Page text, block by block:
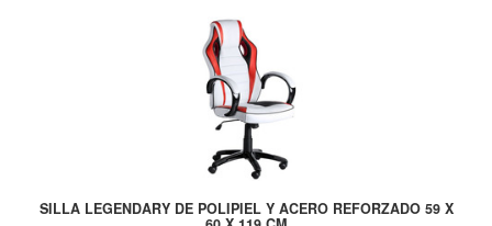
SILLA LEGENDARY DE POLIPIEL Y ACERO REFORZADO 59 X